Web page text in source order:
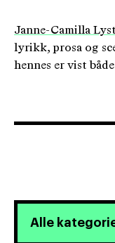
Janne-Camilla
lyrikk, prosa og
hennes er vist